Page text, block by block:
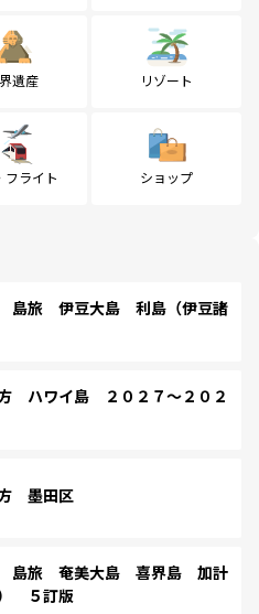
遺産 リゾート
フライト ショップ
島旅 伊豆大島 利島（伊豆諸
ハワイ島 ２０２７～２０２
墨田区
島旅 奄美大島 喜界島 加計
５訂版